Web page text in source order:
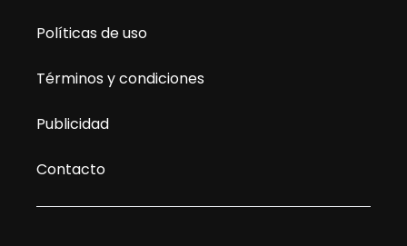
Políticas de uso
Términos y condiciones
Publicidad
Contacto